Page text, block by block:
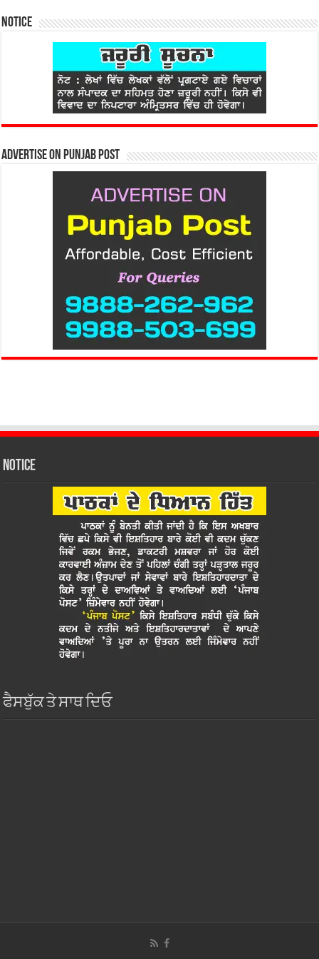
Notice
Advertise on Punjab Post
Notice
ਫੈਸਬੁੱਕ ਤੇ ਸਾਥ ਦਿਓ